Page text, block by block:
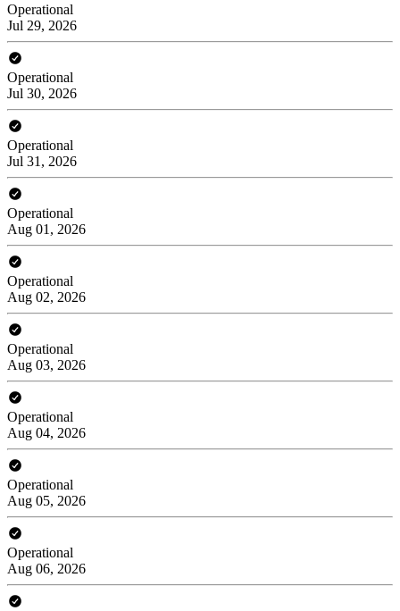
Operational
Jul 29, 2026
Operational
Jul 30, 2026
Operational
Jul 31, 2026
Operational
Aug 01, 2026
Operational
Aug 02, 2026
Operational
Aug 03, 2026
Operational
Aug 04, 2026
Operational
Aug 05, 2026
Operational
Aug 06, 2026